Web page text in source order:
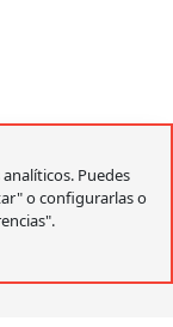
Puedes
o configurarlas o